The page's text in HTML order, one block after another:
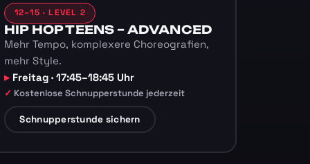
12–15 · LEVEL 2
HIP HOP TEENS – ADVANCED
Mehr Tempo, komplexere Choreografien,
mehr Style.
Freitag · 17:45–18:45 Uhr
Kostenlose Schnupperstunde jederzeit
Schnupperstunde sichern